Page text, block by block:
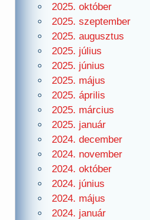
2025. október
2025. szeptember
2025. augusztus
2025. július
2025. június
2025. május
2025. április
2025. március
2025. január
2024. december
2024. november
2024. október
2024. június
2024. május
2024. január